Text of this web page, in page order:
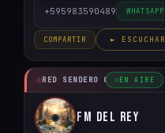
+595983590489 WHATSAPP
COMPARTIR ► ESCUCHAR
RED SENDERO CRISTIANO
EN AIRE
FM del Rey